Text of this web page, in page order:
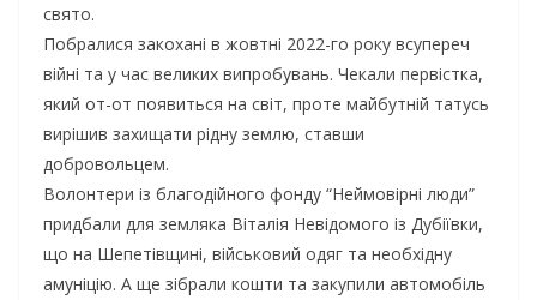
свято.
Побралися закохані в жовтні 2022-го року всупереч
війні та у час великих випробувань. Чекали первістка,
який от-от появиться на світ, проте майбутній татусь
вирішив захищати рідну землю, ставши
добровольцем.
Волонтери із благодійного фонду “Неймовірні люди”
придбали для земляка Віталія Невідомого із Дубіївки,
що на Шепетівщині, військовий одяг та необхідну
амуніцію. А ще зібрали кошти та закупили автомобіль